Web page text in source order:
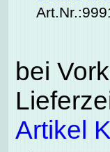
bei
Artikel